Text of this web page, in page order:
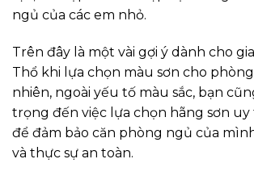
ngủ của các em nhỏ.
Trên đây là một vài gợi ý dành cho
Thổ khi lựa chọn màu sơn cho
nhiên, ngoài yếu tố màu sắc, bạn
trọng đến việc lựa chọn hãng sơn
để đảm bảo căn phòng ngủ của
và thực sự an toàn.